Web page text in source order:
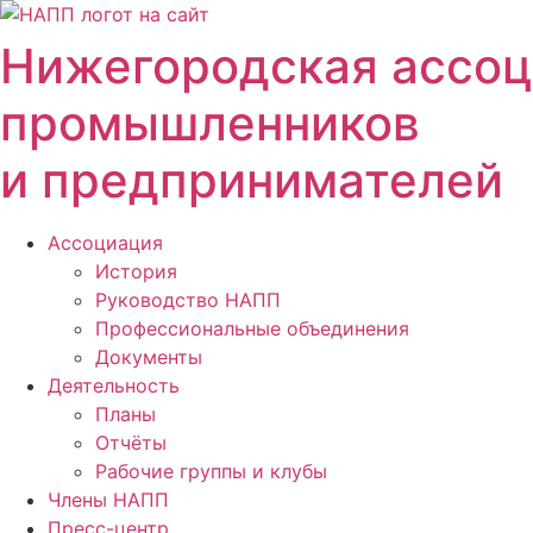
Перейти
содержимому
Нижегородская
промышленников
и предпринимателей
Ассоциация
История
Руководство НАПП
Профессиональные объединения
Документы
Деятельность
Планы
Отчёты
Рабочие группы и клубы
Члены НАПП
Пресс-центр